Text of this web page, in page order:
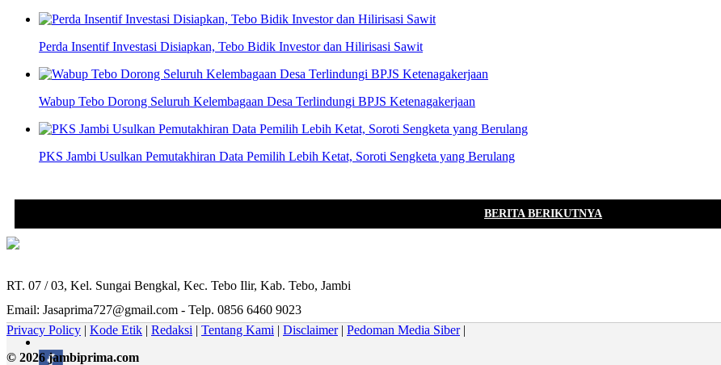
Perda Insentif Investasi Disiapkan, Tebo Bidik Investor dan Hilirisasi Sawit
Wabup Tebo Dorong Seluruh Kelembagaan Desa Terlindungi BPJS Ketenagakerjaan
PKS Jambi Usulkan Pemutakhiran Data Pemilih Lebih Ketat, Soroti Sengketa yang Berulang
BERITA BERIKUTNYA
RT. 07 / 03, Kel. Sungai Bengkal, Kec. Tebo Ilir, Kab. Tebo, Jambi
Email: Jasaprima727@gmail.com - Telp. 0856 6460 9023
Privacy Policy | Kode Etik | Redaksi | Tentang Kami | Disclaimer| Pedoman Media Siber|
© 2026 jambiprima.com